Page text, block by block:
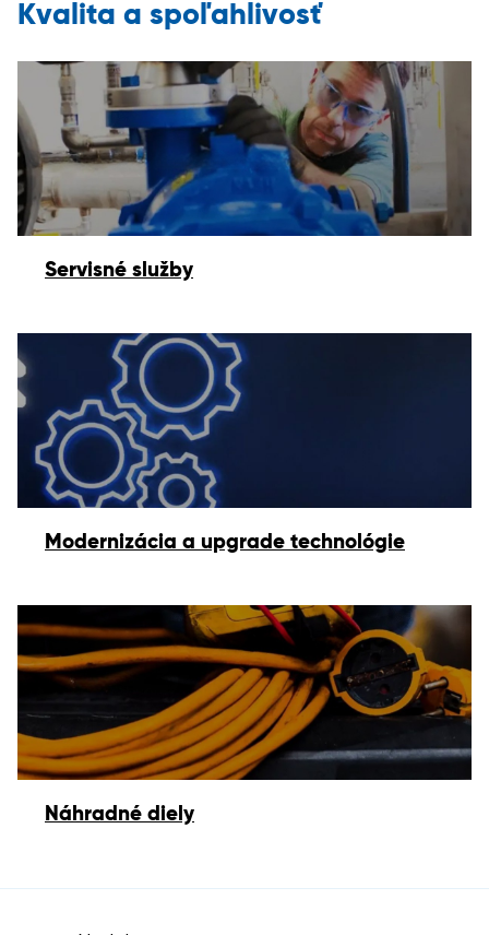
Kvalita a spoľahlivosť
Servisné služby
Modernizácia a upgrade technológie
Náhradné diely